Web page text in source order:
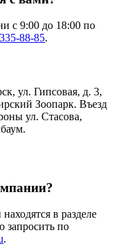
с 9:00 до 18:00 по
88-85.
ул. Гипсовая, д. 3,
Зоопарк. Въезд
ул. Стасова,
в разделе
по
.